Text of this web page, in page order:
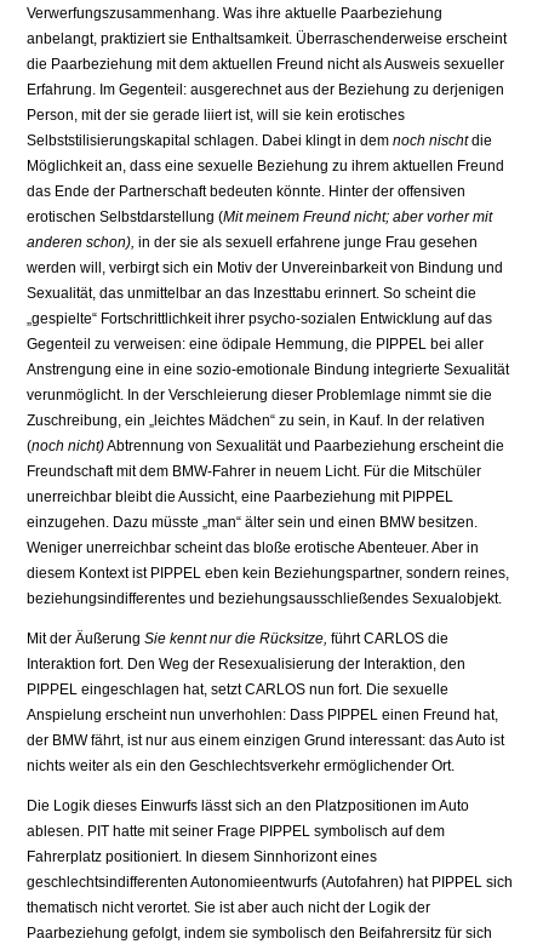
Verwerfungszusammenhang. Was ihre aktuelle Paarbeziehung
anbelangt, praktiziert sie Enthaltsamkeit. Überraschen­derweise erscheint
die Paarbeziehung mit dem aktuellen Freund nicht als Ausweis sexu­eller
Erfahrung. Im Gegenteil: ausgerechnet aus der Beziehung zu derjenigen
Person, mit der sie gerade liiert ist, will sie kein erotisches
Selbststilisierungskapital schlagen. Dabei klingt in dem noch nischtdie
Möglichkeit an, dass eine sexuelle Beziehung zu ihrem aktu­ellen Freund
das Ende der Partnerschaft bedeuten könnte. Hinter der offensiven
erotischen Selbstdarstellung (Mit meinem Freund nicht; aber vorher mit
anderen schon), in der sie als sexuell erfahrene junge Frau gesehen
werden will, verbirgt sich ein Motiv der Un­vereinbarkeit von Bindung und
Sexualität, das unmittelbar an das Inzesttabu erinnert. So scheint die
„gespielte“ Fortschrittlichkeit ihrer psycho-sozialen Entwicklung auf das
Ge­genteil zu verweisen: eine ödipale Hemmung, die PIPPEL bei aller
Anstrengung eine in ei­ne sozio-emotionale Bindung integrierte Sexualität
verunmöglicht. In der Verschleierung dieser Problemlage nimmt sie die
Zuschreibung, ein „leichtes Mädchen“ zu sein, in Kauf. In der relativen
(noch nicht)Abtrennung von Sexualität und Paarbeziehung erscheint die
Freundschaft mit dem BMW-Fahrer in neuem Licht. Für die Mitschüler
unerreichbar bleibt die Aussicht, eine Paarbeziehung mit PIPPEL
einzugehen. Dazu müsste „man“ älter sein und einen BMW besitzen.
Weniger unerreichbar scheint das bloße erotische Abenteuer. Aber in
diesem Kontext ist PIPPEL eben kein Beziehungspartner, sondern reines,
bezie­hungsindifferentes und beziehungsausschließendes Sexualobjekt.
Mit der Äußerung Sie kennt nur die Rücksitze, führt CARLOS die
Interaktion fort. Den Weg der Resexualisierung der Interaktion, den
PIPPEL eingeschlagen hat, setzt CARLOS nun fort. Die sexuelle
Anspielung erscheint nun unverhohlen: Dass PIPPEL einen Freund hat,
der BMW fährt, ist nur aus einem einzigen Grund interessant: das Auto ist
nichts weiter als ein den Geschlechtsverkehr ermöglichender Ort.
Die Logik dieses Einwurfs lässt sich an den Platzpositionen im Auto
ablesen. PIT hatte mit seiner Frage PIPPEL symbolisch auf dem
Fahrerplatz positioniert. In diesem Sinnhorizont eines
geschlechtsindifferenten Autonomieentwurfs (Autofahren) hat PIPPEL sich
thema­tisch nicht verortet. Sie ist aber auch nicht der Logik der
Paarbeziehung gefolgt, indem sie symbolisch den Beifahrersitz für sich